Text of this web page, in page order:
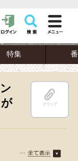
特集
クリップ